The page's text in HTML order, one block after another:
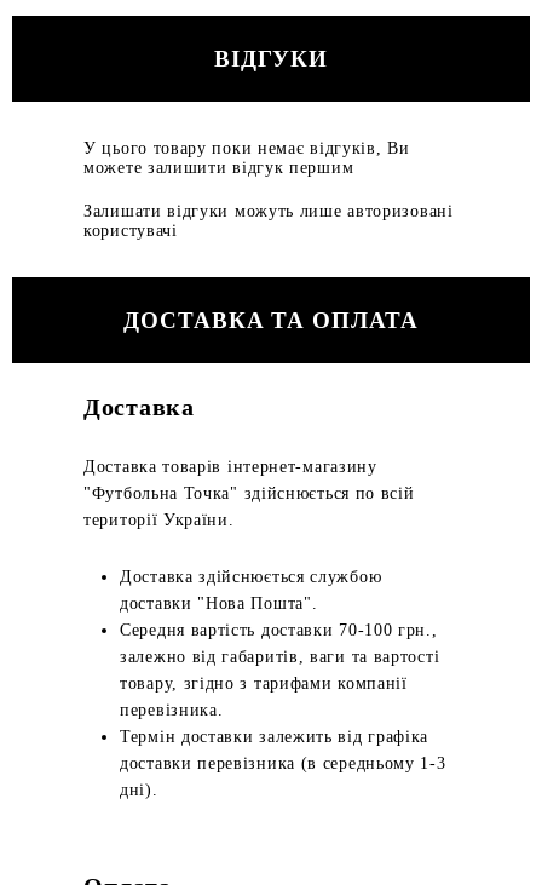
ВІДГУКИ
У цього товару поки немає відгуків, Ви
можете залишити відгук першим
Залишати відгуки можуть лише авторизовані
користувачі
ДОСТАВКА ТА ОПЛАТА
Доставка
Доставка товарів інтернет-магазину
"Футбольна Точка" здійснюється по всій
території України.
Доставка здійснюється службою
доставки "Нова Пошта".
Середня вартість доставки 70-100 грн.,
залежно від габаритів, ваги та вартості
товару, згідно з тарифами компанії
перевізника.
Термін доставки залежить від графіка
доставки перевізника (в середньому 1-3
дні).